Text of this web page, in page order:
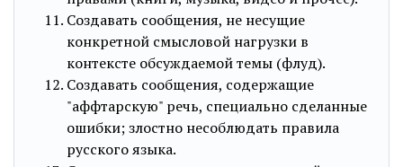
Создавать сообщения, не несущие
конкретной смысловой нагрузки в
контексте обсуждаемой темы (флуд).
Создавать сообщения, содержащие
"аффтарскую" речь, специально сделанные
ошибки; злостно несоблюдать правила
русского языка.